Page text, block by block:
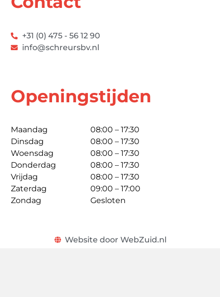
+31 (0) 475 - 56 12 90
info@schreursbv.nl
Openingstijden
Maandag
Dinsdag
Woensdag
Donderdag
Vrijdag
Zaterdag
Zondag
08:00 – 17:30
08:00 – 17:30
08:00 – 17:30
08:00 – 17:30
08:00 – 17:30
09:00 – 17:00
Gesloten
Website door WebZuid.nl